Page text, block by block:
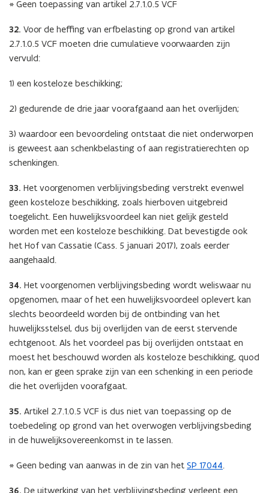
* Geen toepassing van artikel 2.7.1.0.5 VCF
32. Voor de heffing van erfbelasting op grond van artikel
2.7.1.0.5 VCF moeten drie cumulatieve voorwaarden zijn
vervuld:
1) een kosteloze beschikking;
2) gedurende de drie jaar voorafgaand aan het overlijden;
3) waardoor een bevoordeling ontstaat die niet onderworpen
is geweest aan schenkbelasting of aan registratierechten op
schenkingen.
33. Het voorgenomen verblijvingsbeding verstrekt evenwel
geen kosteloze beschikking, zoals hierboven uitgebreid
toegelicht. Een huwelijksvoordeel kan niet gelijk gesteld
worden met een kosteloze beschikking. Dat bevestigde ook
het Hof van Cassatie (Cass. 5 januari 2017), zoals eerder
aangehaald.
34. Het voorgenomen verblijvingsbeding wordt weliswaar nu
opgenomen, maar of het een huwelijksvoordeel oplevert kan
slechts beoordeeld worden bij de ontbinding van het
huwelijksstelsel, dus bij overlijden van de eerst stervende
echtgenoot. Als het voordeel pas bij overlijden ontstaat en
moest het beschouwd worden als kosteloze beschikking, quod
non, kan er geen sprake zijn van een schenking in een periode
die het overlijden voorafgaat.
35. Artikel 2.7.1.0.5 VCF is dus niet van toepassing op de
toebedeling op grond van het overwogen verblijvingsbeding
in de huwelijksovereenkomst in te lassen.
* Geen beding van aanwas in de zin van het SP 17044.
36. De uitwerking van het verblijvingsbeding verleent een